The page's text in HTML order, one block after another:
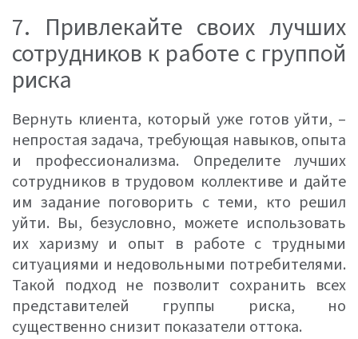
7. Привлекайте своих лучших
сотрудников к работе с группой
риска
Вернуть клиента, который уже готов уйти, –
непростая задача, требующая навыков, опыта
и профессионализма. Определите лучших
сотрудников в трудовом коллективе и дайте
им задание поговорить с теми, кто решил
уйти. Вы, безусловно, можете использовать
их харизму и опыт в работе с трудными
ситуациями и недовольными потребителями.
Такой подход не позволит сохранить всех
представителей группы риска, но
существенно снизит показатели оттока.